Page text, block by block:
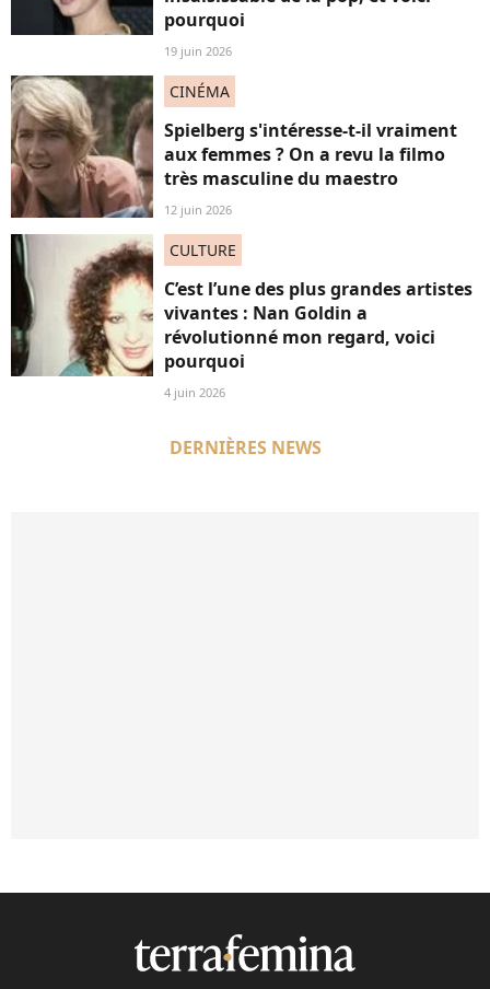
pourquoi
19 juin 2026
CINÉMA
Spielberg s'intéresse-t-il vraiment
aux femmes ? On a revu la filmo
très masculine du maestro
12 juin 2026
CULTURE
C’est l’une des plus grandes artistes
vivantes : Nan Goldin a
révolutionné mon regard, voici
pourquoi
4 juin 2026
DERNIÈRES NEWS